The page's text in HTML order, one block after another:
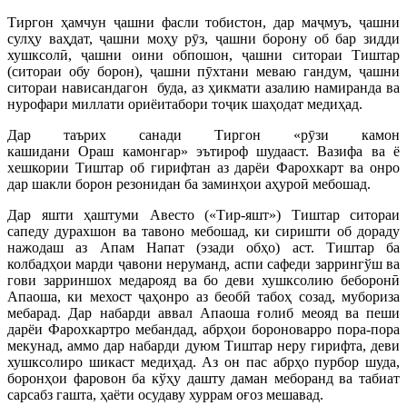
Тиргон ҳамчун ҷашни фасли тобистон, дар маҷмуъ, ҷашни
сулҳу ваҳдат, ҷашни моҳу рӯз, ҷашни борону об бар зидди
хушксолӣ, ҷашни оини обпошон, ҷашни ситораи Тиштар
(ситораи обу борон), ҷашни пӯхтани меваю гандум, ҷашни
ситораи нависандагон буда, аз ҳикмати азалию намиранда ва
нурофари миллати ориёитабори тоҷик шаҳодат медиҳад.
Дар таърих санади Тиргон «рӯзи камон
кашидани Ораш камонгар» эътироф шудааст. Вазифа ва ё
хешкории Тиштар об гирифтан аз дарёи Фарохкарт ва онро
дар шакли борон резонидан ба заминҳои аҳуроӣ мебошад.
Дар яшти ҳаштуми Авесто («Тир-яшт») Тиштар ситораи
сапеду дурахшон ва тавоно мебошад, ки сиришти об дораду
нажодаш аз Апам Напат (эзади обҳо) аст. Тиштар ба
колбадҳои марди ҷавони неруманд, аспи сафеди заррингўш ва
гови зарриншох медарояд ва бо деви хушксолию беборонӣ
Апаоша, ки мехост ҷаҳонро аз беобӣ табоҳ созад, мубориза
мебарад. Дар набарди аввал Апаоша ғолиб меояд ва пеши
дарёи Фарохкартро мебандад, абрҳои бороноварро пора-пора
мекунад, аммо дар набарди дуюм Тиштар неру гирифта, деви
хушксолиро шикаст медиҳад. Аз он пас абрҳо пурбор шуда,
боронҳои фаровон ба кўҳу дашту даман меборанд ва табиат
сарсабз гашта, ҳаёти осудаву хуррам оғоз мешавад.